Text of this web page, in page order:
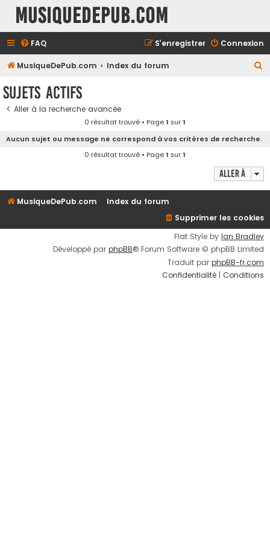
MusiqueDePub.com
FAQ Connexion
S’enregistrer
MusiqueDePub.com Index du forum
e
Sujets actifs
Aller à la recherche avancée
0 résultat trouvé • Page1 sur1
Aucun sujet ou message ne correspond à vos critères de recherche.
0 résultat trouvé • Page1 sur1
Aller à
MusiqueDePub.com
Index du forum
Supprimer les cookies
Flat Style by Ian Bradley
Développé par phpBB® Forum Software © phpBB Limited
Traduit par phpBB-fr.com
Confidentialité | Conditions